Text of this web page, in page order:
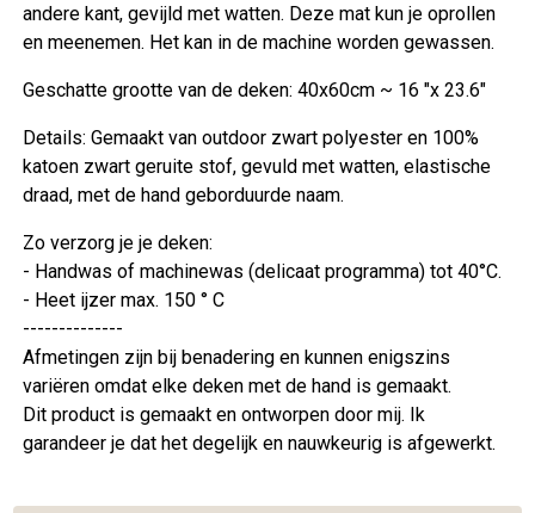
andere kant, gevijld met watten. Deze mat kun je oprollen
en meenemen. Het kan in de machine worden gewassen.
Geschatte grootte van de deken: 40x60cm ~ 16 "x 23.6"
Details: Gemaakt van outdoor zwart polyester en 100%
katoen zwart geruite stof, gevuld met watten, elastische
draad, met de hand geborduurde naam.
Zo verzorg je je deken:
- Handwas of machinewas (delicaat programma) tot 40°C.
- Heet ijzer max. 150 ° C
--------------
Afmetingen zijn bij benadering en kunnen enigszins
variëren omdat elke deken met de hand is gemaakt.
Dit product is gemaakt en ontworpen door mij. Ik
garandeer je dat het degelijk en nauwkeurig is afgewerkt.